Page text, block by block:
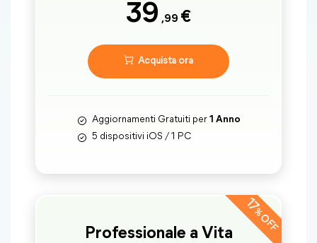
39 ,99 €
Acquista ora
Aggiornamenti Gratuiti per 1 Anno
5 dispositivi iOS / 1 PC
17
%OFF
Professionale a Vita